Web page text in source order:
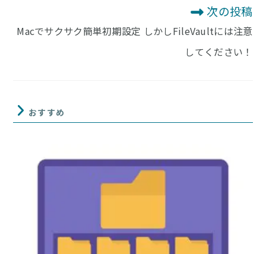
事
次の投稿
Macでサクサク簡単初期設定 しかしFileVaultには注意
してください！
おすすめ